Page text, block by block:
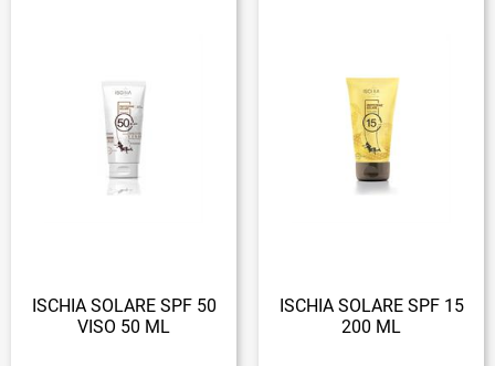
ISCHIA SOLARE SPF 50
VISO 50 ML
ISCHIA SOLARE SPF 15
200 ML